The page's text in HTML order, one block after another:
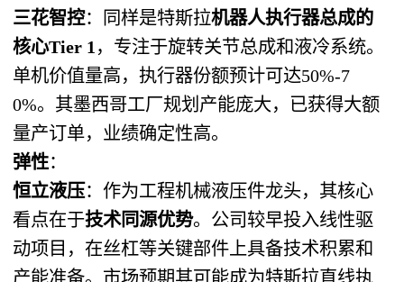
三花智控：同样是特斯拉机器人执行器总成的
核心Tier 1 ，专注于旋转关节总成和液冷系统。
单机价值量高，执行器份额预计可达50%-7
0%。其墨西哥工厂规划产能庞大，已获得大额
量产订单，业绩确定性高。
弹性：
恒立液压：作为工程机械液压件龙头，其核心
看点在于技术同源优势。公司较早投入线性驱
动项目，在丝杠等关键部件上具备技术积累和
产能准备。市场预期其可能成为特斯拉直线执